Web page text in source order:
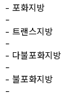
- 포화지방
-
- 트랜스지방
-
- 다불포화지방
-
- 불포화지방
-